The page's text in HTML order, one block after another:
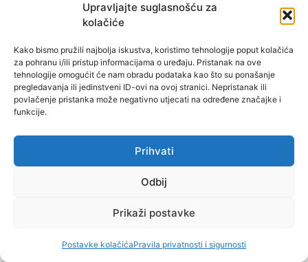
Upravljajte suglasnošću za
kolačiće
Kako bismo pružili najbolja iskustva, koristimo tehnologije poput kolačića
za pohranu i/ili pristup informacijama o uređaju. Pristanak na ove
tehnologije omogućit će nam obradu podataka kao što su ponašanje
pregledavanja ili jedinstveni ID-ovi na ovoj stranici. Nepristanak ili
povlačenje pristanka može negativno utjecati na određene značajke i
funkcije.
Prihvati
Odbij
Prikaži postavke
Postavke kolačićaPravila privatnosti i sigurnosti
jednog soja, nalaze i dodatni sojevi
bakterija, pa se takav proizvod naziva
proizvod koji sadrži više od jedne vrste
ili sojeva bakterija, a ponekad uključuje i
neke vrste gljivica s dokazanim
dobrobitima za zdravlje. Svaki od sojeva
prisutan u količini u kojoj je studijama
dokazano da ima željeni učinak. Izbor
ovise o stanju ili potrebi za koju se
proizvod namjerava koristiti.
posebno crijevne flore, na središnji